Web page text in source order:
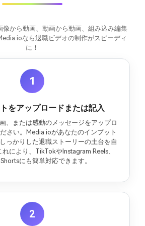
像から動画、動画から動画、組み込み編集
なら退職ビデオの制作がスピーディ
に！
1
をアップロードまたは記入
、または感動のメッセージをアップロ
さい。Media.ioがあなたのインプット
っかりした退職ストーリーの土台を自
により、TikTokやInstagram Reels、
にも簡単対応できます。
2